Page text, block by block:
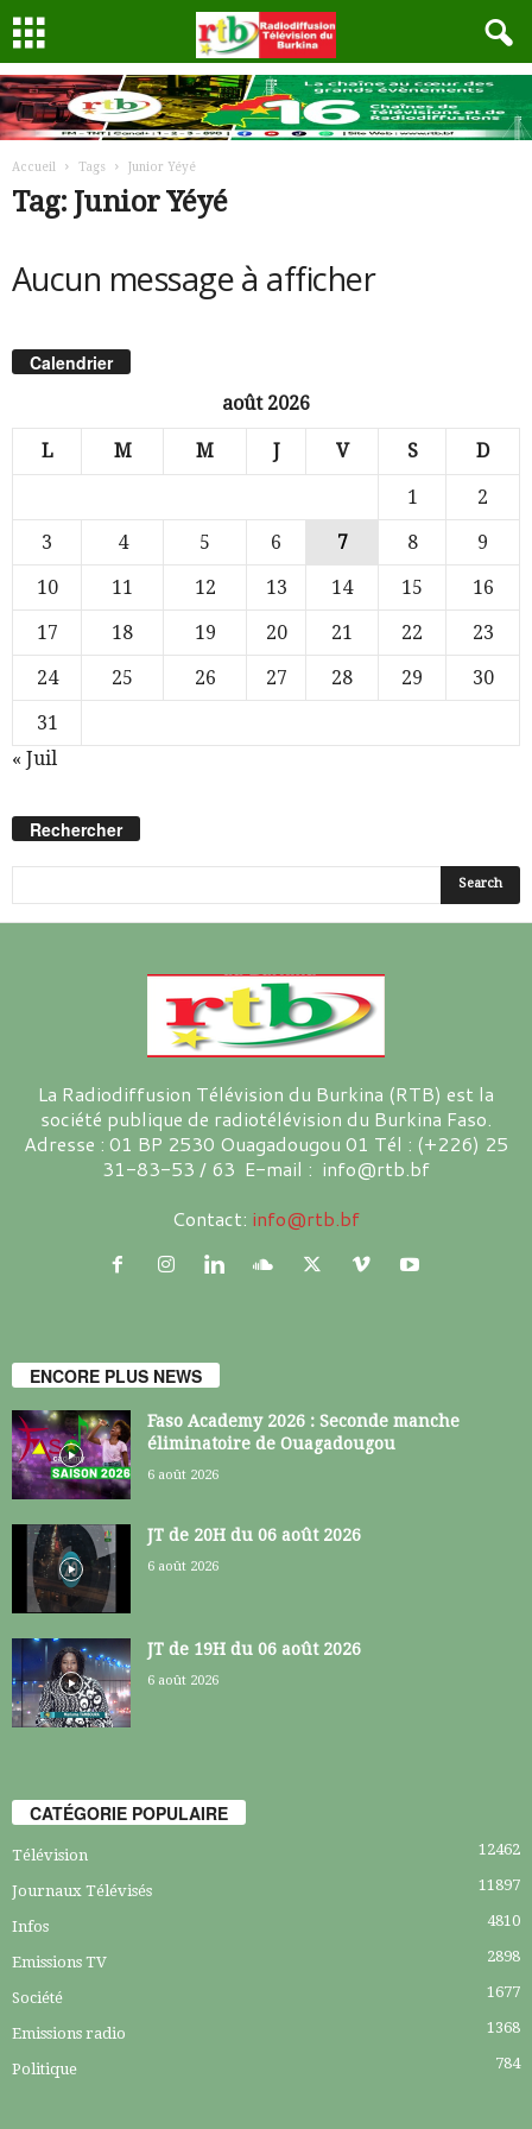
Accueil Tags Junior Yéyé
Tag: Junior Yéyé
Aucun message à afficher
Calendrier
août 2026
L M M J V S D
1
2
3
4 5 6 7 8
9
10
11 12 13 14 15
16
17
18 19 20 21 22
23
24
25 26 27 28 29
30
31
« Juil
Rechercher
La Radiodiffusion Télévision du Burkina (RTB) est la
société publique de radiotélévision du Burkina Faso.
Adresse : 01 BP 2530 Ouagadougou 01 Tél : (+226) 25
31-83-53 / 63 E-mail : info@rtb.bf
Contact: info@rtb.bf
ENCORE PLUS NEWS
Faso Academy 2026 : Seconde manche
éliminatoire de Ouagadougou
6 août 2026
JT de 20H du 06 août 2026
6 août 2026
JT de 19H du 06 août 2026
6 août 2026
CATÉGORIE POPULAIRE
Télévision 12462
Journaux Télévisés 11897
Infos 4810
Emissions TV 2898
Société 1677
Emissions radio 1368
Politique 784